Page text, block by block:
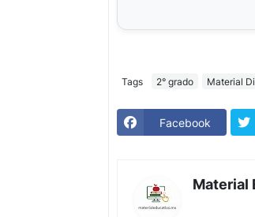
Tags 2° grado Material
Facebook
Material